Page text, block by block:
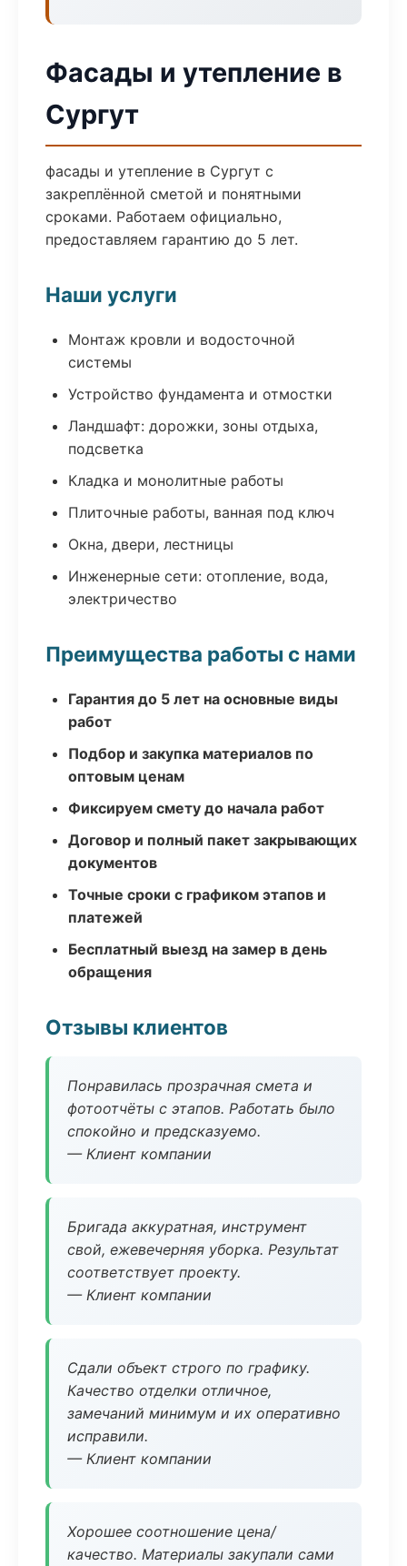
Фасады и утепление в
Сургут
фасады и утепление в Сургут с
закреплённой сметой и понятными
сроками. Работаем официально,
предоставляем гарантию до 5 лет.
Наши услуги
Монтаж кровли и водосточной
системы
Устройство фундамента и отмостки
Ландшафт: дорожки, зоны отдыха,
подсветка
Кладка и монолитные работы
Плиточные работы, ванная под ключ
Окна, двери, лестницы
Инженерные сети: отопление, вода,
электричество
Преимущества работы с нами
Гарантия до 5 лет на основные виды
работ
Подбор и закупка материалов по
оптовым ценам
Фиксируем смету до начала работ
Договор и полный пакет закрывающих
документов
Точные сроки с графиком этапов и
платежей
Бесплатный выезд на замер в день
обращения
Отзывы клиентов
Понравилась прозрачная смета и
фотоотчёты с этапов. Работать было
спокойно и предсказуемо.
— Клиент компании
Бригада аккуратная, инструмент
свой, ежевечерняя уборка. Результат
соответствует проекту.
— Клиент компании
Сдали объект строго по графику.
Качество отделки отличное,
замечаний минимум и их оперативно
исправили.
— Клиент компании
Хорошее соотношение цена/
качество. Материалы закупали сами